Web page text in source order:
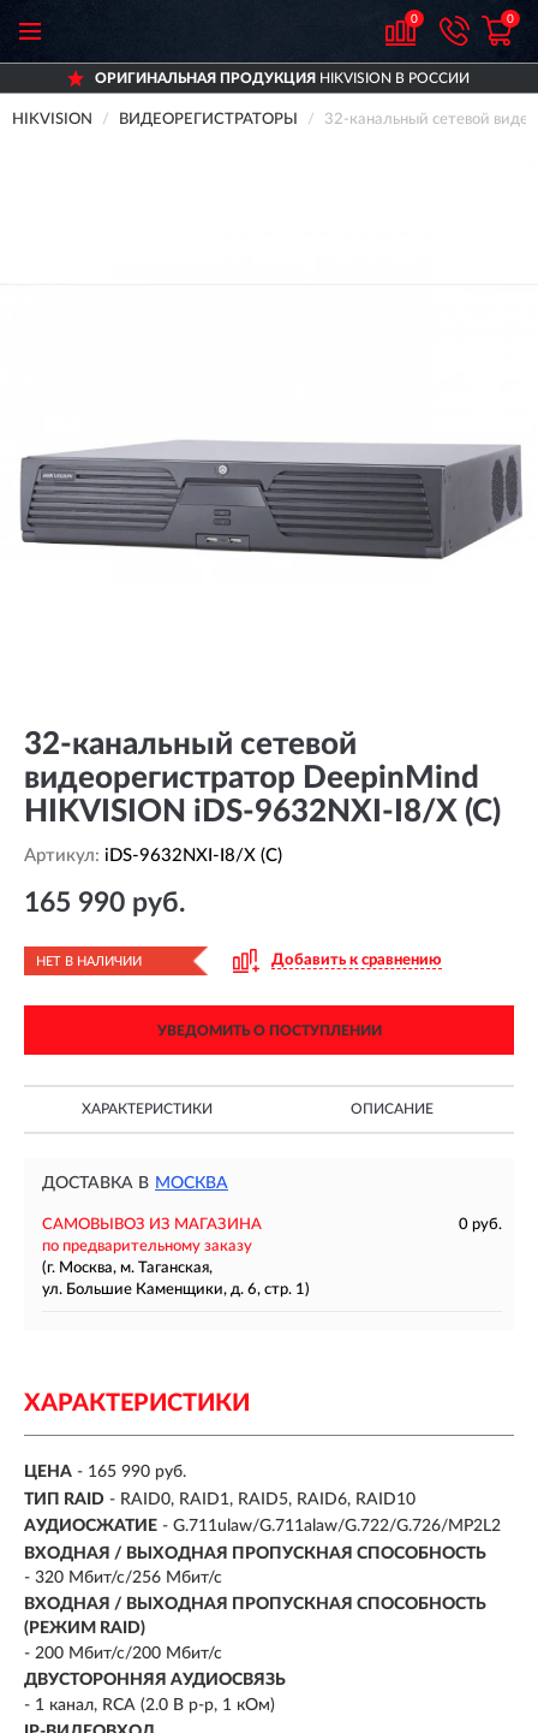
0 0
ОРИГИНАЛЬНАЯ ПРОДУКЦИЯ HIKVISION В РОССИИ
HIKVISION ВИДЕОРЕГИСТРАТОРЫ 32-канальный сетевой
32-канальный сетевой
видеорегистратор DeepinMind
HIKVISION iDS-9632NXI-I8/X (C)
Артикул: iDS-9632NXI-I8/X (C)
165 990 руб.
НЕТ В НАЛИЧИИ Добавить к сравнению
УВЕДОМИТЬ О ПОСТУПЛЕНИИ
ХАРАКТЕРИСТИКИ ОПИСАНИЕ
ДОСТАВКА В МОСКВА
САМОВЫВОЗ ИЗ МАГАЗИНА
0 руб.
по предварительному заказу
(г. Москва, м. Таганская,
ул. Большие Каменщики, д. 6, стр. 1)
ХАРАКТЕРИСТИКИ
ЦЕНА - 165 990 руб.
ТИП RAID - RAID0, RAID1, RAID5, RAID6, RAID10
АУДИОСЖАТИЕ - G.711ulaw/G.711alaw/G.722/G.726/MP2L2
ВХОДНАЯ / ВЫХОДНАЯ ПРОПУСКНАЯ СПОСОБНОСТЬ
- 320 Мбит/с/256 Мбит/с
ВХОДНАЯ / ВЫХОДНАЯ ПРОПУСКНАЯ СПОСОБНОСТЬ
(РЕЖИМ RAID)
- 200 Мбит/с/200 Мбит/с
ДВУСТОРОННЯЯ АУДИОСВЯЗЬ
- 1 канал, RCA (2.0 В p-p, 1 кОм)